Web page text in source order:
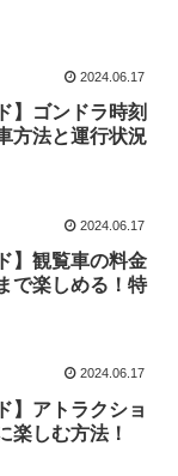
2024.06.17
】ゴンドラ時刻
方法と運行状況
2024.06.17
】観覧車の料金
で楽しめる！特
2024.06.17
】アトラクショ
楽しむ方法！